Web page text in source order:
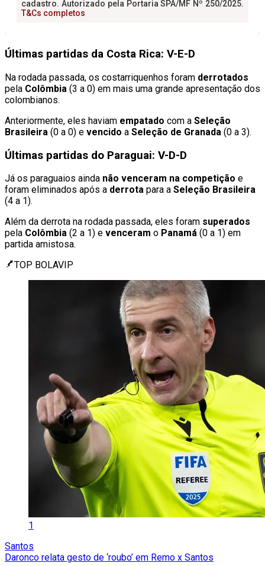
Últimas partidas da Costa Rica: V-E-D
Na rodada passada, os costarriquenhos foram derrotados
pela Colômbia (3 a 0) em mais uma grande apresentação dos
colombianos.
Anteriormente, eles haviam empatado com a Seleção
Brasileira (0 a 0) e vencido a Seleção de Granada (0 a 3).
Últimas partidas do Paraguai: V-D-D
Já os paraguaios ainda não venceram na competição e
foram eliminados após a derrota para a Seleção Brasileira
(4 a 1).
Além da derrota na rodada passada, eles foram superados
pela Colômbia (2 a 1) e venceram o Panamá (0 a 1) em
partida amistosa.
TOP BOLAVIP
1
Santos
Daronco relata gesto de ‘roubo’ em Remo x Santos